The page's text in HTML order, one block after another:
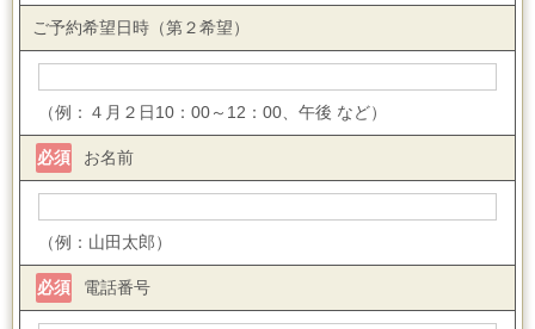
ご予約希望日時（第２希望）
（例：４月２日10：00～12：00、午後 など）
お名前
必須
（例：山田太郎）
電話番号
必須